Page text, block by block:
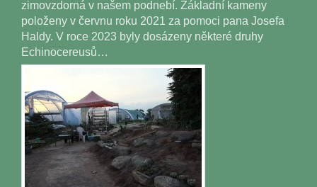
zimovzdorná v našem podnebí. Základní kameny
položeny v červnu roku 2021 za pomoci pana Josefa
Haldy. V roce 2023 byly dosázeny některé druhy
Echinocereusů…